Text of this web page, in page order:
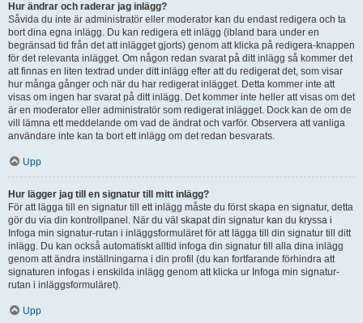
Hur ändrar och raderar jag inlägg?
Såvida du inte är administratör eller moderator kan du endast redigera och ta
bort dina egna inlägg. Du kan redigera ett inlägg (ibland bara under en
begränsad tid från det att inlägget gjorts) genom att klicka på redigera-knappen
för det relevanta inlägget. Om någon redan svarat på ditt inlägg så kommer det
att finnas en liten textrad under ditt inlägg efter att du redigerat det, som visar
hur många gånger och när du har redigerat inlägget. Detta kommer inte att
visas om ingen har svarat på ditt inlägg. Det kommer inte heller att visas om det
är en moderator eller administratör som redigerat inlägget. Dock kan de om de
vill lämna ett meddelande om vad de ändrat och varför. Observera att vanliga
användare inte kan ta bort ett inlägg om det redan besvarats.
Upp
Hur lägger jag till en signatur till mitt inlägg?
För att lägga till en signatur till ett inlägg måste du först skapa en signatur, detta
gör du via din kontrollpanel. När du väl skapat din signatur kan du kryssa i
Infoga min signatur-rutan i inläggsformuläret för att lägga till din signatur till ditt
inlägg. Du kan också automatiskt alltid infoga din signatur till alla dina inlägg
genom att ändra inställningarna i din profil (du kan fortfarande förhindra att
signaturen infogas i enskilda inlägg genom att klicka ur Infoga min signatur-
rutan i inläggsformuläret).
Upp